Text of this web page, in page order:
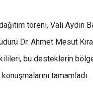
töreni, Vali Aydın
Dr. Ahmet Mesut
bu desteklerin
tamamladı.